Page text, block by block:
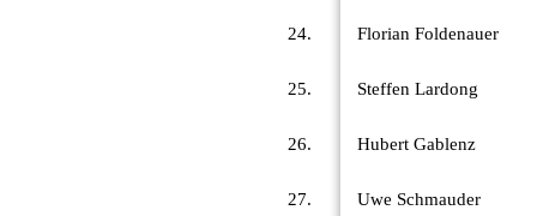
24. Florian Foldenauer
25. Steffen Lardong
26. Hubert Gablenz
27. Uwe Schmauder